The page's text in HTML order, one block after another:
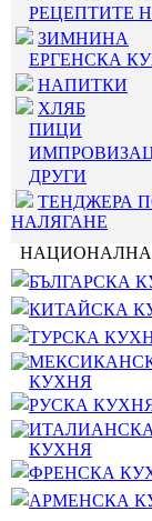
РЕЦЕПТИТЕ
ЗИМНИНА
ЕРГЕНСКА
НАПИТКИ
ХЛЯБ
ПИЦИ
ДРУГИ
ТЕНДЖЕРА
НАЛЯГАНЕ
НАЦИОНАЛНА
БЪЛГАРСКА
КИТАЙСКА
ТУРСКА
КУХНЯ
РУСКА
ИТАЛИАНСКА
КУХНЯ
ФРЕНСКА
АРМЕНСКА